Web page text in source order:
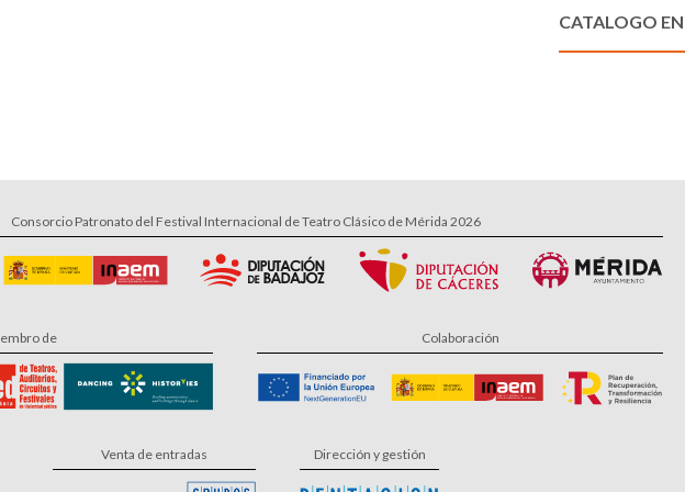
CATALOGO
Consorcio Patronato del Festival Internacional de Teatro Clásico de Mérida 2026
de Colaboración
Venta de entradas Dirección y gestión